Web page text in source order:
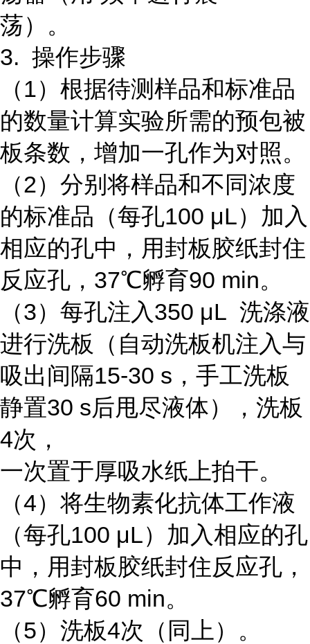
荡）。
3. 操作步骤
（1）根据待测样品和标准品
的数量计算实验所需的预包被
板条数，增加一孔作为对照。
（2）分别将样品和不同浓度
的标准品（每孔100 μL）加入
相应的孔中，用封板胶纸封住
反应孔，37℃孵育90 min。
（3）每孔注入350 μL 洗涤液
进行洗板（自动洗板机注入与
吸出间隔15-30 s，手工洗板
静置30 s后甩尽液体），洗板
4次，
一次置于厚吸水纸上拍干。
（4）将生物素化抗体工作液
（每孔100 μL）加入相应的孔
中，用封板胶纸封住反应孔，
37℃孵育60 min。
（5）洗板4次（同上）。